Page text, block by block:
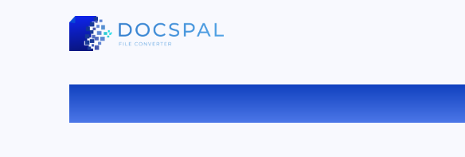
PDB を